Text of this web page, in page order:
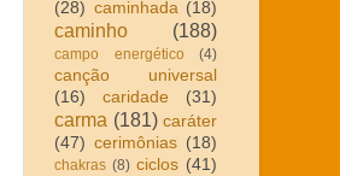
(28) caminhada (18)
caminho (188)
campo energético (4)
canção universal
(16)
caridade (31)
carma (181) caráter
(47) cerimônias (18)
chakras (8) ciclos (41)